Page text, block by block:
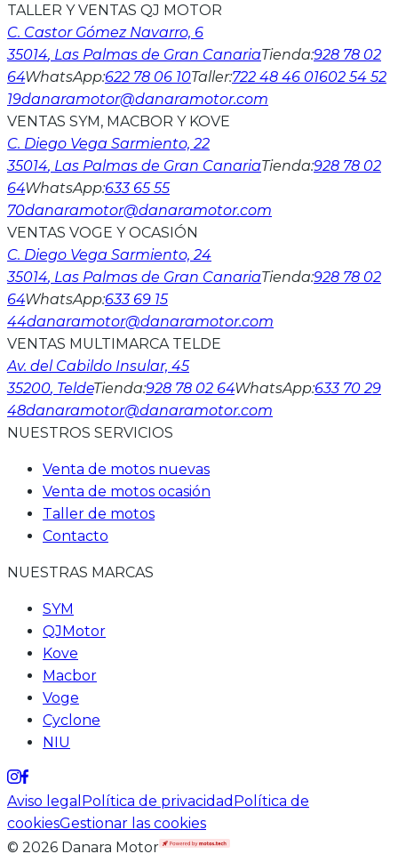
TALLER Y VENTAS QJ MOTOR
C. Castor Gómez Navarro, 6
35014, Las Palmas de Gran CanariaTienda:928 78 02
64WhatsApp:622 78 06 10Taller:722 48 46 01602 54 52
19danaramotor@danaramotor.com
VENTAS SYM, MACBOR Y KOVE
C. Diego Vega Sarmiento, 22
35014, Las Palmas de Gran CanariaTienda:928 78 02
64WhatsApp:633 65 55
70danaramotor@danaramotor.com
VENTAS VOGE Y OCASIÓN
C. Diego Vega Sarmiento, 24
35014, Las Palmas de Gran CanariaTienda:928 78 02
64WhatsApp:633 69 15
44danaramotor@danaramotor.com
VENTAS MULTIMARCA TELDE
Av. del Cabildo Insular, 45
35200, TeldeTienda:928 78 02 64WhatsApp:633 70 29
48danaramotor@danaramotor.com
NUESTROS SERVICIOS
Venta de motos nuevas
Venta de motos ocasión
Taller de motos
Contacto
NUESTRAS MARCAS
SYM
QJMotor
Kove
Macbor
Voge
Cyclone
NIU
Aviso legal Política de privacidad Política de
cookiesGestionar las cookies
© 2026 Danara Motor